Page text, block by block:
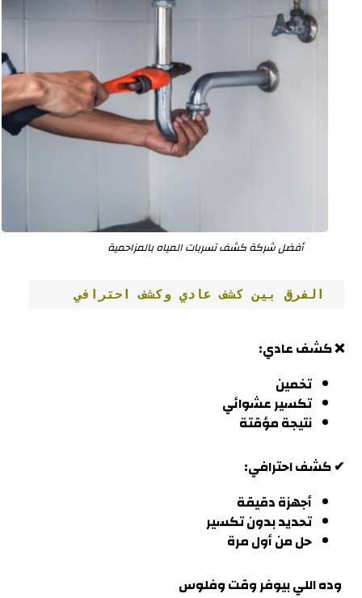
أفضل شركة كشف تسربات المياه بالمزاحمية
الفرق بين كشف عادي وكشف احترافي
❌ كشف عادي:
تخمين
تكسير عشوائي
نتيجة مؤقتة
✔كشفاحترافي:
أجهزة دقيقة
تحديد بدون تكسير
حل من أول مرة
وده اللي بيوفر وقت وفلوس